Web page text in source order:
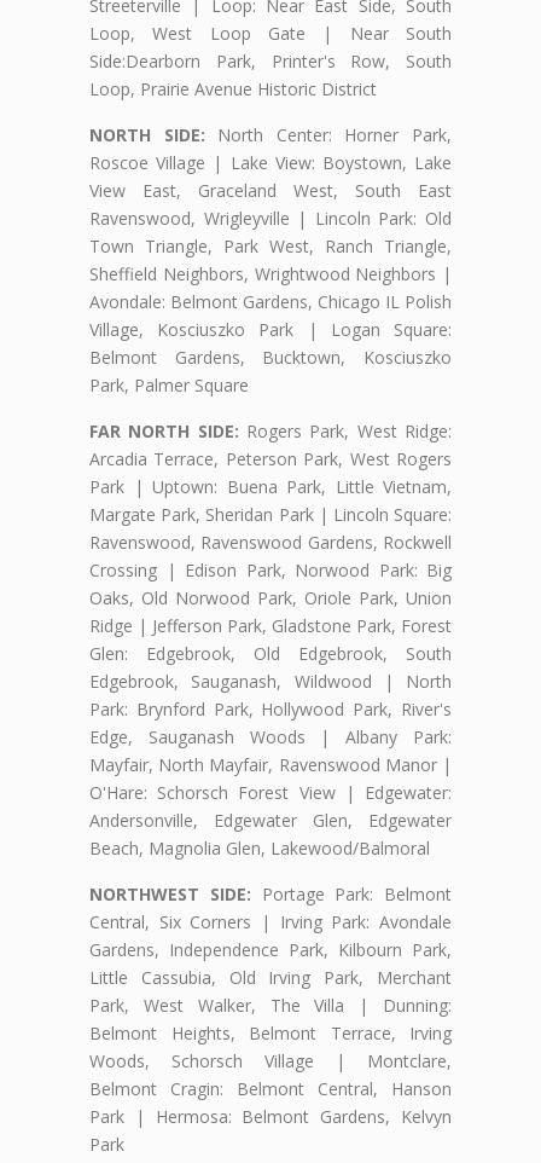
Streeterville | Loop: Near East Side, South
Loop, West Loop Gate | Near South
Side:Dearborn Park, Printer's Row, South
Loop, Prairie Avenue Historic District
NORTH SIDE: North Center: Horner Park,
Roscoe Village | Lake View: Boystown, Lake
View East, Graceland West, South East
Ravenswood, Wrigleyville | Lincoln Park: Old
Town Triangle, Park West, Ranch Triangle,
Sheffield Neighbors, Wrightwood Neighbors |
Avondale: Belmont Gardens, Chicago IL Polish
Village, Kosciuszko Park | Logan Square:
Belmont Gardens, Bucktown, Kosciuszko
Park, Palmer Square
FAR NORTH SIDE: Rogers Park, West Ridge:
Arcadia Terrace, Peterson Park, West Rogers
Park | Uptown: Buena Park, Little Vietnam,
Margate Park, Sheridan Park | Lincoln Square:
Ravenswood, Ravenswood Gardens, Rockwell
Crossing | Edison Park, Norwood Park: Big
Oaks, Old Norwood Park, Oriole Park, Union
Ridge | Jefferson Park, Gladstone Park, Forest
Glen: Edgebrook, Old Edgebrook, South
Edgebrook, Sauganash, Wildwood | North
Park: Brynford Park, Hollywood Park, River's
Edge, Sauganash Woods | Albany Park:
Mayfair, North Mayfair, Ravenswood Manor |
O'Hare: Schorsch Forest View | Edgewater:
Andersonville, Edgewater Glen, Edgewater
Beach, Magnolia Glen, Lakewood/Balmoral
NORTHWEST SIDE: Portage Park: Belmont
Central, Six Corners | Irving Park: Avondale
Gardens, Independence Park, Kilbourn Park,
Little Cassubia, Old Irving Park, Merchant
Park, West Walker, The Villa | Dunning:
Belmont Heights, Belmont Terrace, Irving
Woods, Schorsch Village | Montclare,
Belmont Cragin: Belmont Central, Hanson
Park | Hermosa: Belmont Gardens, Kelvyn
Park